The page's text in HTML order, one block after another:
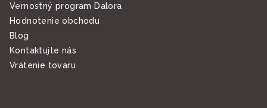
Vernostný program Dalora
Hodnotenie obchodu
Blog
Kontaktujte nás
Vrátenie tovaru